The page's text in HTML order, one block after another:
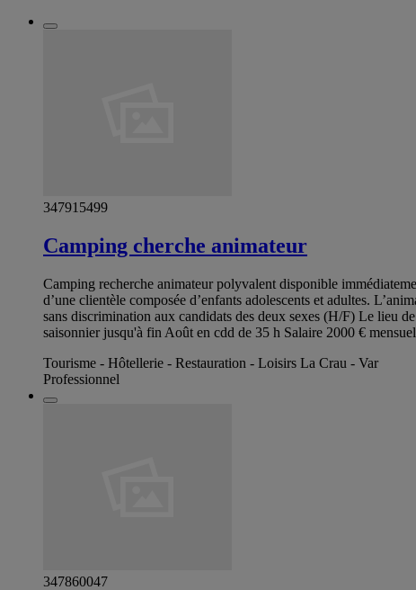
347915499
Camping cherche animateur
Camping recherche animateur polyvalent disponible
d’une clientèle composée d’enfants adolescents et adultes.
sans discrimination aux candidats des deux sexes (H/F) Le lieu
saisonnier jusqu'à fin Août en cdd de 35 h Salaire 2000 €
Tourisme - Hôtellerie - Restauration - Loisirs La Crau - Var
Professionnel
347860047